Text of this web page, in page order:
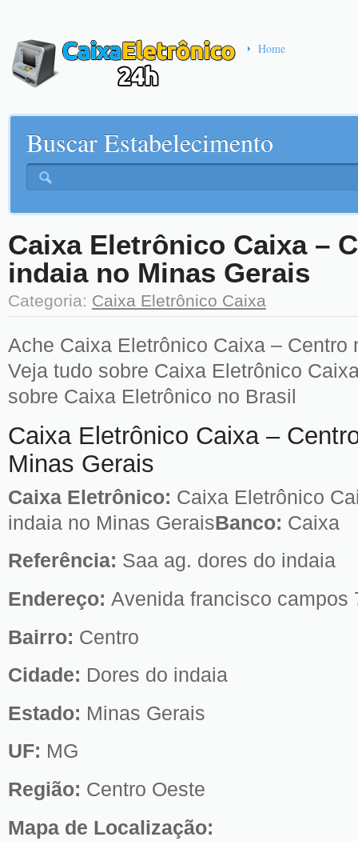
Home
Buscar Estabelecimento
Caixa Eletrônico Caixa –
indaia no Minas Gerais
Categoria: Caixa Eletrônico Caixa
Ache Caixa Eletrônico Caixa – Centro
Veja tudo sobre Caixa Eletrônico
sobre Caixa Eletrônico no Brasil
Caixa Eletrônico Caixa –
Minas Gerais
Caixa Eletrônico: Caixa Eletrônico
indaia no Minas GeraisBanco: Caixa
Referência: Saa ag. dores do indaia
Endereço: Avenida francisco campos
Bairro: Centro
Cidade: Dores do indaia
Estado: Minas Gerais
UF: MG
Região: Centro Oeste
Mapa de Localização: